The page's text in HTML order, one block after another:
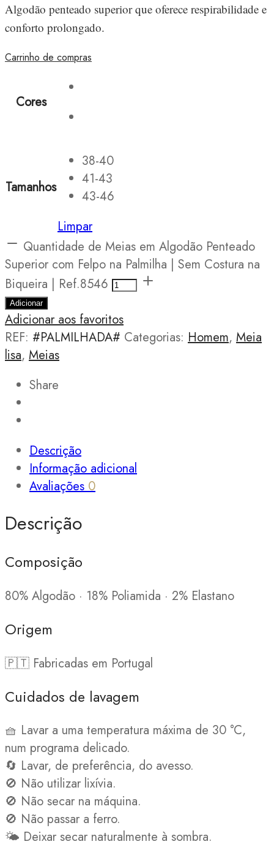
Algodão penteado superior que oferece respirabilidade e
conforto prolongado.
Carrinho de compras
Cores
Tamanhos
38-40
41-43
43-46
Limpar
Quantidade de Meias em Algodão Penteado
Superior com Felpo na Palmilha | Sem Costura na
Biqueira | Ref.8546
Adicionar
Adicionar aos favoritos
REF: #PALMILHADA# Categorias: Homem, Meia
lisa, Meias
Share
Descrição
Informação adicional
Avaliações 0
Descrição
Composição
80% Algodão · 18% Poliamida · 2% Elastano
Origem
🇵🇹 Fabricadas em Portugal
Cuidados de lavagem
🧺 Lavar a uma temperatura máxima de 30 °C,
num programa delicado.
🔄 Lavar, de preferência, do avesso.
🚫 Não utilizar lixívia.
🚫 Não secar na máquina.
🚫 Não passar a ferro.
🌤️ Deixar secar naturalmente à sombra.